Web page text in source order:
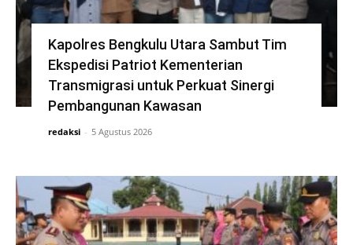
Kapolres Bengkulu Utara Sambut Tim
Ekspedisi Patriot Kementerian
Transmigrasi untuk Perkuat Sinergi
Pembangunan Kawasan
redaksi - 5 Agustus 2026